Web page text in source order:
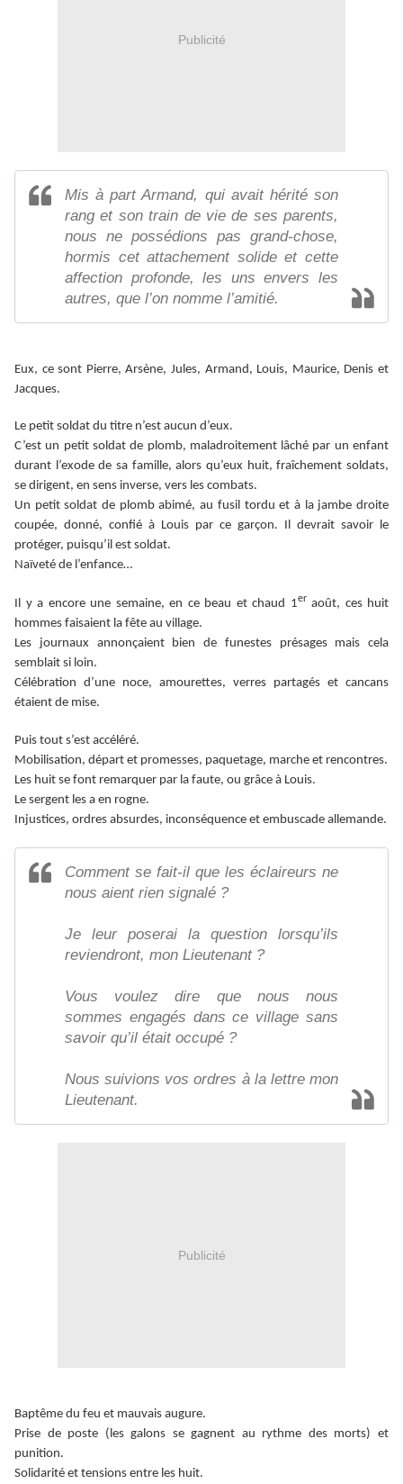
Publicité
Mis à part Armand, qui avait hérité son
rang et son train de vie de ses parents,
nous ne possédions pas grand-chose,
hormis cet attachement solide et cette
affection profonde, les uns envers les
autres, que l’on nomme l’amitié.
Eux, ce sont Pierre, Arsène, Jules, Armand, Louis, Maurice, Denis et
Jacques.
Le petit soldat du titre n’est aucun d’eux.
C’est un petit soldat de plomb, maladroitement lâché par un enfant
durant l’exode de sa famille, alors qu’eux huit, fraîchement soldats,
se dirigent, en sens inverse, vers les combats.
Un petit soldat de plomb abimé, au fusil tordu et à la jambe droite
coupée, donné, confié à Louis par ce garçon. Il devrait savoir le
protéger, puisqu’il est soldat.
Naïveté de l’enfance…
Il y a encore une semaine, en ce beau et chaud 1er août, ces huit
hommes faisaient la fête au village.
Les journaux annonçaient bien de funestes présages mais cela
semblait si loin.
Célébration d’une noce, amourettes, verres partagés et cancans
étaient de mise.
Puis tout s’est accéléré.
Mobilisation, départ et promesses, paquetage, marche et rencontres.
Les huit se font remarquer par la faute, ou grâce à Louis.
Le sergent les a en rogne.
Injustices, ordres absurdes, inconséquence et embuscade allemande.
Comment se fait-il que les éclaireurs ne
nous aient rien signalé ?
Je leur poserai la question lorsqu’ils
reviendront, mon Lieutenant ?
Vous voulez dire que nous nous
sommes engagés dans ce village sans
savoir qu’il était occupé ?
Nous suivions vos ordres à la lettre mon
Lieutenant.
Publicité
Baptême du feu et mauvais augure.
Prise de poste (les galons se gagnent au rythme des morts) et
punition.
Solidarité et tensions entre les huit.